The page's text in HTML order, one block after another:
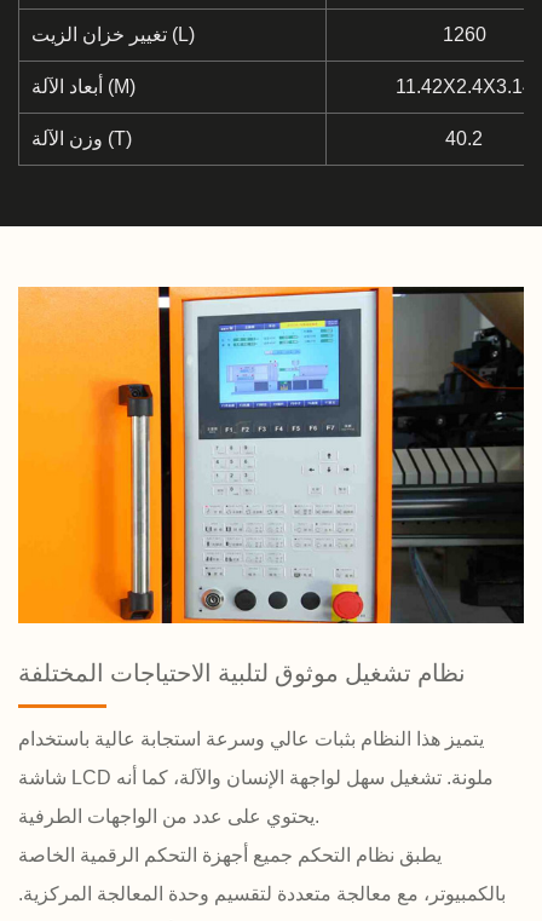
تغيير خزان الزيت (L) 1260
أبعاد الآلة (M) 11.42X2.4X3.14
وزن الآلة (T) 40.2
نظام تشغيل موثوق لتلبية الاحتياجات المختلفة
يتميز هذا النظام بثبات عالي وسرعة استجابة عالية باستخدام
شاشة LCD ملونة. تشغيل سهل لواجهة الإنسان والآلة، كما أنه
يحتوي على عدد من الواجهات الطرفية.
يطبق نظام التحكم جميع أجهزة التحكم الرقمية الخاصة
بالكمبيوتر، مع معالجة متعددة لتقسيم وحدة المعالجة المركزية.